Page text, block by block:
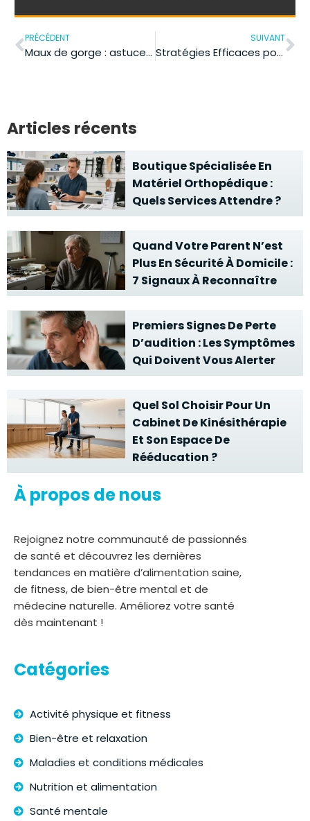
PRÉCÉDENT
Maux de gorge : astuces et conseils pour prévenir et traiter
SUIVANT
Stratégies Efficaces pour Réduire le Stress au Quotidien et Améliorer votre Santé
Articles récents
Boutique Spécialisée En
Matériel Orthopédique :
Quels Services Attendre ?
Quand Votre Parent N’est
Plus En Sécurité À Domicile :
7 Signaux À Reconnaître
Premiers Signes De Perte
D’audition : Les Symptômes
Qui Doivent Vous Alerter
Quel Sol Choisir Pour Un
Cabinet De Kinésithérapie
Et Son Espace De
Rééducation ?
À propos de nous
Rejoignez notre communauté de passionnés
de santé et découvrez les dernières
tendances en matière d’alimentation saine,
de fitness, de bien-être mental et de
médecine naturelle. Améliorez votre santé
dès maintenant !
Catégories
Activité physique et fitness
Bien-être et relaxation
Maladies et conditions médicales
Nutrition et alimentation
Santé mentale